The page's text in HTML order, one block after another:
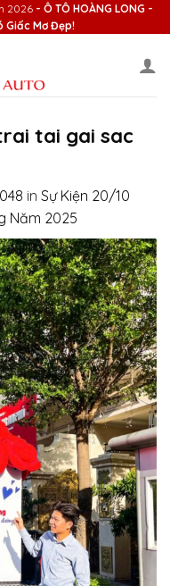
2026 - Ô TÔ HOÀNG LONG -
Giấc Mơ Đẹp!
tai gai sac
in Sự Kiện 20/10
Năm 2025